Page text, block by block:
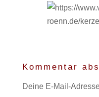
Kommentar
Deine E-Mail-